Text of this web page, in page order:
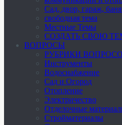
Cад, двор, гараж,
свободная тема
Местные Темы
СОЗДАТЬ СВОЮ
ВОПРОСЫ
РУБРИКИ
Инструменты
Водоснабжение
Сад и Огород
Отопление
Электричество
Отделочные
Стройматериалы